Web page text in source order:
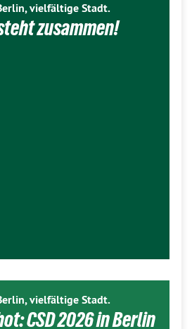
vielfältige Stadt.
zusammen!
vielfältige Stadt.
CSD 2026 in Berlin